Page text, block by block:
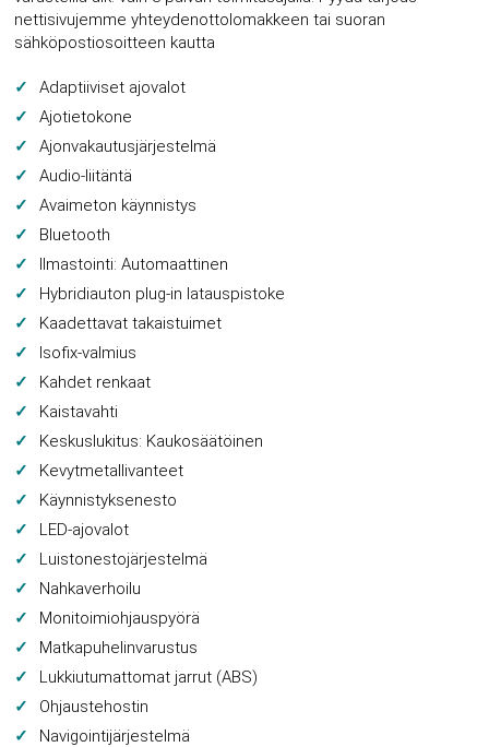
nettisivujemme yhteydenottolomakkeen tai suoran
sähköpostiosoitteen kautta
Adaptiiviset ajovalot
Ajotietokone
Ajonvakautusjärjestelmä
Audio-liitäntä
Avaimeton käynnistys
Bluetooth
Ilmastointi: Automaattinen
Hybridiauton plug-in latauspistoke
Kaadettavat takaistuimet
Isofix-valmius
Kahdet renkaat
Kaistavahti
Keskuslukitus: Kaukosäätöinen
Kevytmetallivanteet
Käynnistyksenesto
LED-ajovalot
Luistonestojärjestelmä
Nahkaverhoilu
Monitoimiohjauspyörä
Matkapuhelinvarustus
Lukkiutumattomat jarrut (ABS)
Ohjaustehostin
Navigointijärjestelmä